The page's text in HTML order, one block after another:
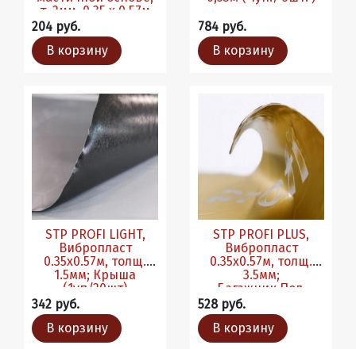
т. 2мм, 0,35 х 0,57м
(1уп/10шт)
204 руб.
В корзину
784 руб.
В корзину
STP PROFI LIGHT,
Вибропласт
0.35х0.57м, толщ.
1.5мм; Крыша
(1уп/20шт)
342 руб.
В корзину
STP PROFI PLUS,
Вибропласт
0.35х0.57м, толщ.
3.5мм;
Багажник,Пол,
(1уп/10шт)
528 руб.
В корзину